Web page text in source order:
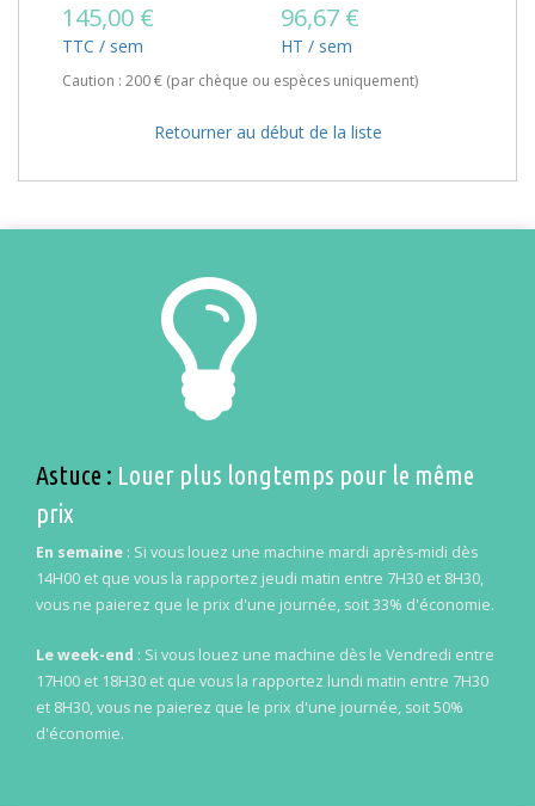
145,00 €
TTC / sem
96,67 €
HT / sem
Caution : 200 € (par chèque ou espèces uniquement)
Retourner au début de la liste
Astuce : Louer plus longtemps pour le même
prix
En semaine : Si vous louez une machine mardi après-midi dès
14H00 et que vous la rapportez jeudi matin entre 7H30 et 8H30,
vous ne paierez que le prix d'une journée, soit 33% d'économie.
Le week-end : Si vous louez une machine dès le Vendredi entre
17H00 et 18H30 et que vous la rapportez lundi matin entre 7H30
et 8H30, vous ne paierez que le prix d'une journée, soit 50%
d'économie.